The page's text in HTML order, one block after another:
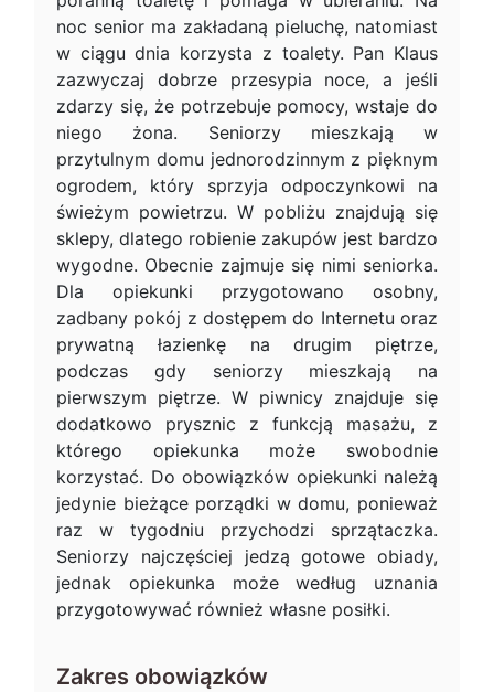
noc senior ma zakładaną pieluchę, natomiast
w ciągu dnia korzysta z toalety. Pan Klaus
zazwyczaj dobrze przesypia noce, a jeśli
zdarzy się, że potrzebuje pomocy, wstaje do
niego żona. Seniorzy mieszkają w
przytulnym domu jednorodzinnym z pięknym
ogrodem, który sprzyja odpoczynkowi na
świeżym powietrzu. W pobliżu znajdują się
sklepy, dlatego robienie zakupów jest bardzo
wygodne. Obecnie zajmuje się nimi seniorka.
Dla opiekunki przygotowano osobny,
zadbany pokój z dostępem do Internetu oraz
prywatną łazienkę na drugim piętrze,
podczas gdy seniorzy mieszkają na
pierwszym piętrze. W piwnicy znajduje się
dodatkowo prysznic z funkcją masażu, z
którego opiekunka może swobodnie
korzystać. Do obowiązków opiekunki należą
jedynie bieżące porządki w domu, ponieważ
raz w tygodniu przychodzi sprzątaczka.
Seniorzy najczęściej jedzą gotowe obiady,
jednak opiekunka może według uznania
przygotowywać również własne posiłki.
Zakres obowiązków